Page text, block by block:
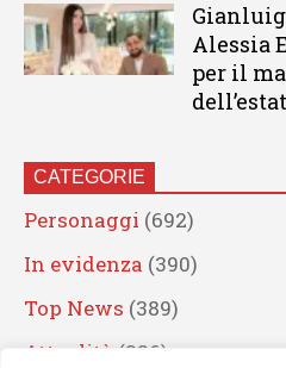
Alessia
per il
CATEGORIE
Personaggi (692)
In evidenza (390)
Top News (389)
Attualità (336)